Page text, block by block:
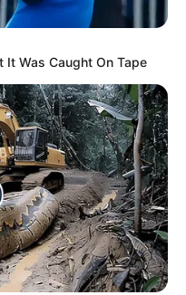
It Was Caught On Tape